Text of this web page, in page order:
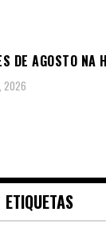
DE AGOSTO NA
2026
ETIQUETAS